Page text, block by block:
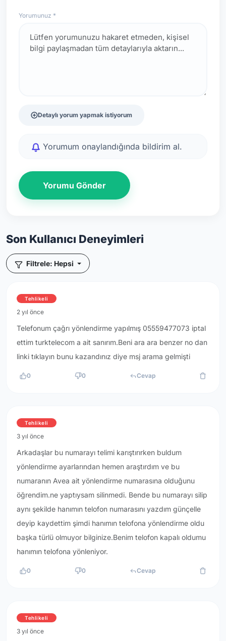
Yorumunuz *
Detaylı yorum yapmak istiyorum
Yorumum onaylandığında bildirim al.
Yorumu Gönder
Son Kullanıcı Deneyimleri
Filtrele: Hepsi
Tehlikeli
2 yıl önce
Telefonum çağrı yönlendirme yapılmış 05559477073 iptal
ettim turktelecom a ait sanırım.Beni ara ara benzer no dan
linki tıklayın bunu kazandınız diye msj arama gelmişti
0 0 Cevap
Tehlikeli
3 yıl önce
Arkadaşlar bu numarayı telimi karıştırırken buldum
yönlendirme ayarlarından hemen araştırdım ve bu
numaranın Avea ait yönlendirme numarasına olduğunu
öğrendim.ne yaptıysam silinmedi. Bende bu numarayı silip
aynı şekilde hanımın telofon numarasını yazdım günçelle
deyip kaydettim şimdi hanımın telofona yönlendirme oldu
başka türlü olmuyor bilginize.Benim telofon kapalı oldumu
hanımın telofona yönleniyor.
0 0 Cevap
Tehlikeli
3 yıl önce